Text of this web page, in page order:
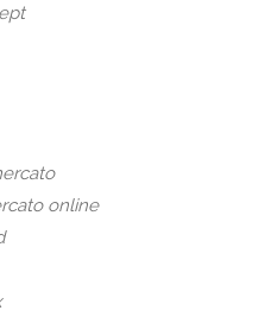
online